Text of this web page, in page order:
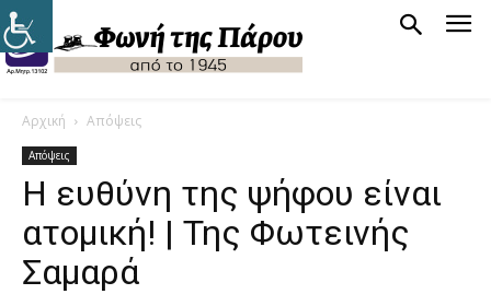
Αρχική Απόψεις
Απόψεις
Η ευθύνη της ψήφου είναι
ατομική! | Της Φωτεινής
Σαμαρά